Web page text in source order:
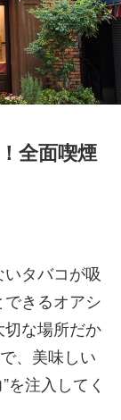
全面喫煙
タバコが吸
きるオアシ
な場所だか
、美味しい
を注入してく